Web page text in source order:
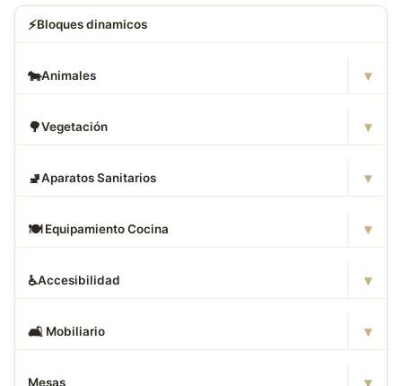
⚡Bloques dinamicos
🐄Animales ▾
🌳Vegetación ▾
🚽Aparatos Sanitarios ▾
🍽️ Equipamiento Cocina ▾
♿Accesibilidad ▾
🛋 ️ Mobiliario ▾
Mesas